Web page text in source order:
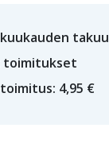
kuukauden takuu
toimitukset
4,95 €